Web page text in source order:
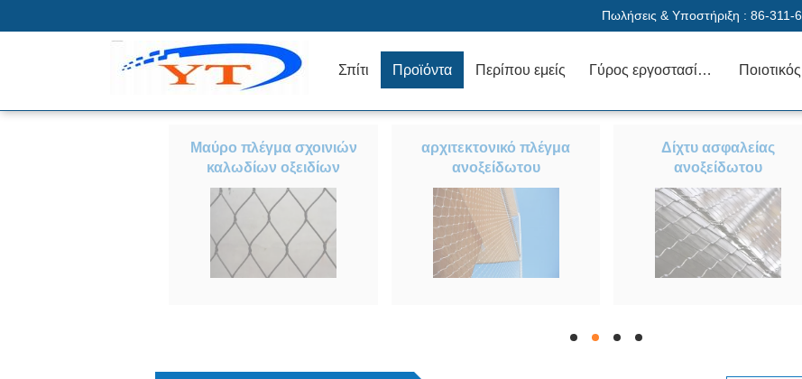
Πωλήσεις & Υποστήριξη : 86-311-
Σπίτι Προϊόντα Περίπου εμείς Γύρος εργοστασίων
Μαύρο πλέγμα σχοινιών
καλωδίων οξειδίων
αρχιτεκτονικό πλέγμα
ανοξείδωτου
Δίχτυ ασφαλείας
ανοξείδωτου